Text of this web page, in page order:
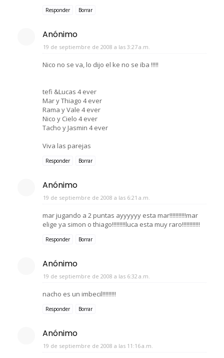
Responder Borrar
Anónimo
19 de septiembre de 2008 a las 3:27 a.m.
Nico no se va, lo dijo el ke no se iba !!!!!
tefi &Lucas 4 ever
Mar y Thiago 4 ever
Rama y Vale 4 ever
Nico y Cielo 4 ever
Tacho y Jasmin 4 ever
Viva las parejas
Responder Borrar
Anónimo
19 de septiembre de 2008 a las 6:21 a.m.
mar jugando a 2 puntas ayyyyyy esta mar!!!!!!!!!!!mar
elige ya simon o thiago!!!!!!!!!luca esta muy raro!!!!!!!!!!!!
Responder Borrar
Anónimo
19 de septiembre de 2008 a las 6:32 a.m.
nacho es un imbecil!!!!!!!!!
Responder Borrar
Anónimo
19 de septiembre de 2008 a las 11:16 a.m.